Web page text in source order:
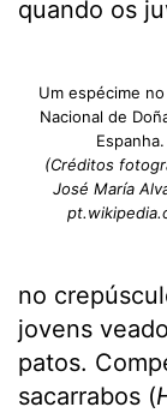
quando os
Um espécime
Nacional de
Espanha.
(Créditos
José María
no
jovens
patos.
sacarrabos (